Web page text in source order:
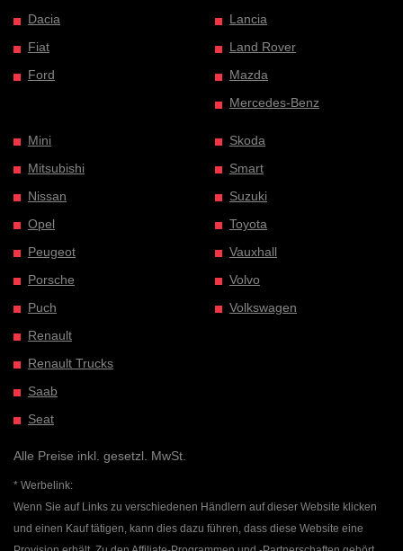
Dacia
Fiat
Ford
Lancia
Land Rover
Mazda
Mercedes-Benz
Mini
Mitsubishi
Nissan
Opel
Peugeot
Porsche
Puch
Renault
Renault Trucks
Saab
Seat
Skoda
Smart
Suzuki
Toyota
Vauxhall
Volvo
Volkswagen
Alle Preise inkl. gesetzl. MwSt.
* Werbelink:
Wenn Sie auf Links zu verschiedenen Händlern auf dieser Website klicken
und einen Kauf tätigen, kann dies dazu führen, dass diese Website eine